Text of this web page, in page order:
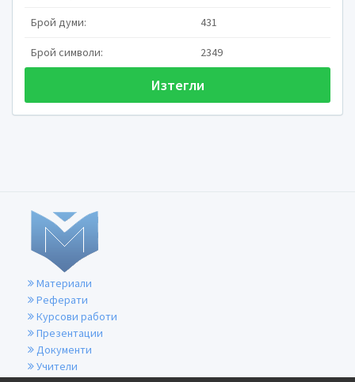
Брой думи: 431
Брой символи: 2349
Изтегли
Материали
Реферати
Курсови работи
Презентации
Документи
Учители